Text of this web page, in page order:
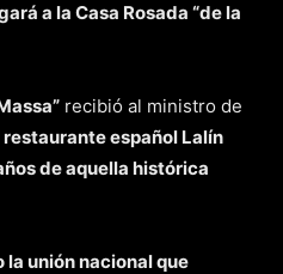
a la Casa Rosada “de la
recibió al ministro de
español Lalín
de aquella histórica
la unión nacional que